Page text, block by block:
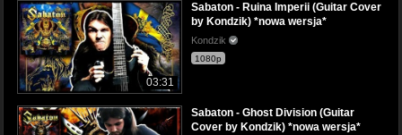
03:31
Sabaton - Ruina Imperii (Guitar Cover
by Kondzik) *nowa wersja*
Kondzik
1080p
Sabaton - Ghost Division (Guitar
Cover by Kondzik) *nowa wersja*